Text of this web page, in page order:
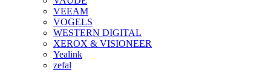
VEEAM
VOGELS
WESTERN DIGITAL
XEROX & VISIONEER
Yealink
zefal